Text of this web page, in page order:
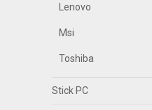
Lenovo
Msi
Toshiba
Stick PC